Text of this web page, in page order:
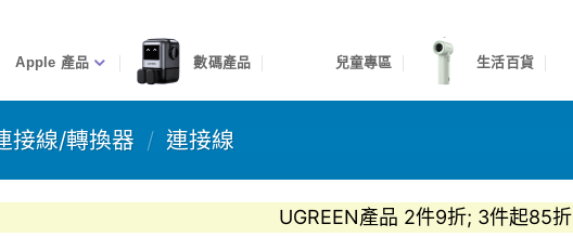
Apple 產品 數碼產品 兒童專區 生活百貨
接線/轉換器 / 連接線
UGREEN產品 2件9折; 3件起85折